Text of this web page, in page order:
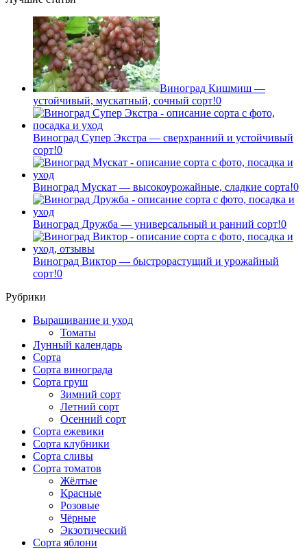
Виноград Кишмиш —
устойчивый, мускатный, сочный сорт!0
Виноград Супер Экстра — сверхранний и устойчивый
сорт!0
Виноград Мускат — высокоурожайные, сладкие сорта!0
Виноград Дружба — универсальный и ранний сорт!0
Виноград Виктор — быстрорастущий и урожайный
сорт!0
Рубрики
Выращивание и уход
Томаты
Лунный календарь
Сорта
Сорта винограда
Сорта груш
Зимний сорт
Летний сорт
Осенний сорт
Сорта ежевики
Сорта клубники
Сорта сливы
Сорта томатов
Жёлтые
Красные
Розовые
Чёрные
Экзотический
Сорта яблони